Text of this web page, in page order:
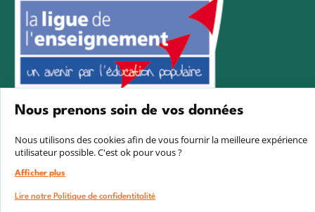
Créé avec passion par Pure illusion
Nous prenons soin de vos données
Nous utilisons des cookies afin de vous fournir la meilleure expérience
utilisateur possible. C'est ok pour vous ?
Afficher plus
Lire notre Politique de confidentitalité